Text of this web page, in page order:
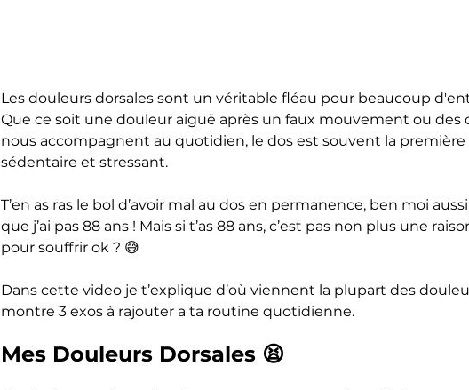
Les douleurs dorsales sont un véritable fléau pour beaucoup
Que ce soit une douleur aiguë après un faux mouvement ou des
nous accompagnent au quotidien, le dos est souvent la
sédentaire et stressant.
T’en as ras le bol d’avoir mal au dos en permanence, ben moi
que j’ai pas 88 ans ! Mais si t’as 88 ans, c’est pas non plus une
pour souffrir ok ? 😅
Dans cette video je t’explique d’où viennent la plupart des
montre 3 exos à rajouter a ta routine quotidienne.
Mes Douleurs Dorsales 😫